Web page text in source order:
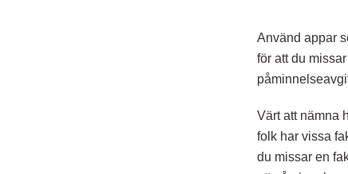
Använd appar
för att du
Värt att nämna
folk har vissa
du missar en